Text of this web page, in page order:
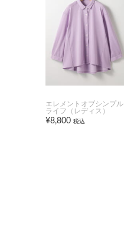
エレメントオブシンプル
ライフ（レディス）
¥8,800 税込